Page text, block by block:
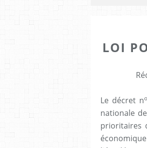
LOI
Le décret no
nationale
prioritaires